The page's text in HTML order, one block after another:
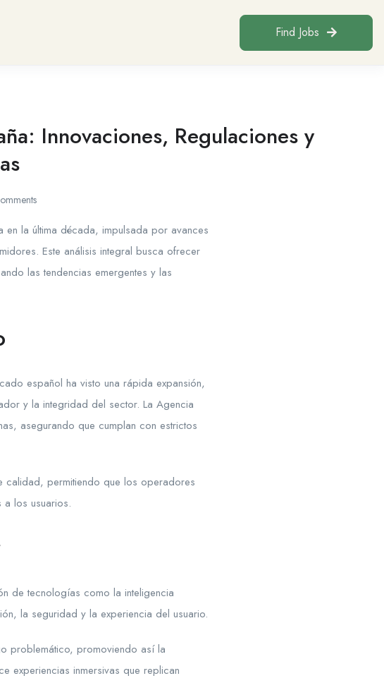
Find Jobs
Innovaciones, Regulaciones y
en la última década, impulsada por avances
Este análisis integral busca ofrecer
las tendencias emergentes y las
español ha visto una rápida expansión,
y la integridad del sector. La Agencia
asegurando que cumplan con estrictos
calidad, permitiendo que los operadores
los usuarios.
de tecnologías como la inteligencia
la seguridad y la experiencia del usuario.
problemático, promoviendo así la
experiencias inmersivas que replican